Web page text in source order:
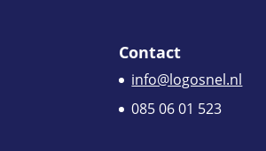
Contact
info@logosnel.nl
085 06 01 523